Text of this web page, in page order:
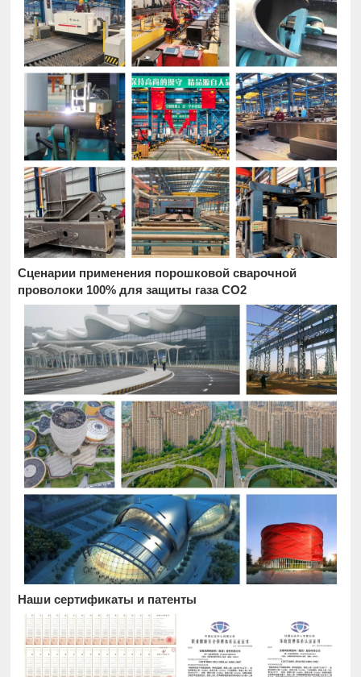
Сценарии применения порошковой сварочной
проволоки 100% для защиты газа CO2
Наши сертификаты и патенты